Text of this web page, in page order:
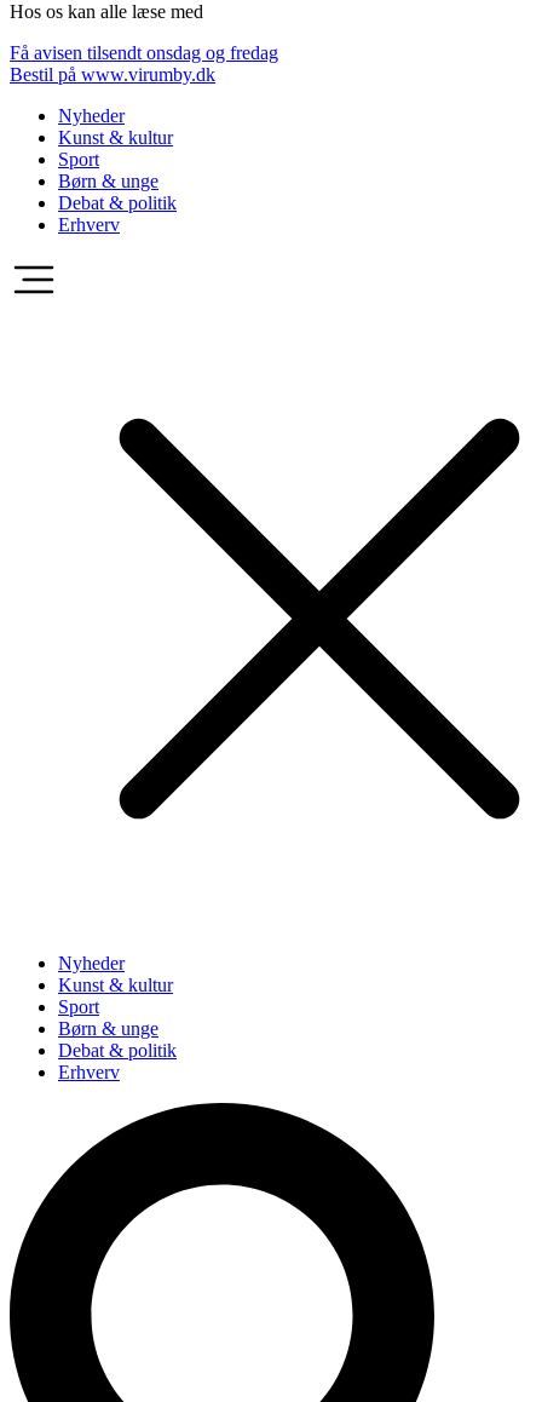
Hos os kan alle læse med
Få avisen tilsendt onsdag og fredag
Bestil på www.virumby.dk
Nyheder
Kunst & kultur
Sport
Børn & unge
Debat & politik
Erhverv
Nyheder
Kunst & kultur
Sport
Børn & unge
Debat & politik
Erhverv